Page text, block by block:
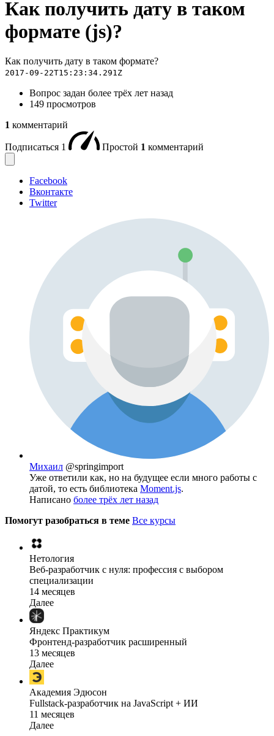
Как получить дату в таком
формате (js)?
Как получить дату в таком формате?
2017-09-22T15:23:34.291Z
Вопрос задан более трёх лет назад
149 просмотров
1 комментарий
Подписаться 1 Простой 1 комментарий
Facebook
Вконтакте
Twitter
Михаил @springimport
Уже ответили как, но на будущее если много работы с
датой, то есть библиотека Moment.js.
Написано более трёх лет назад
Помогут разобраться в теме Все курсы
Нетология
Веб-разработчик с нуля: профессия с выбором
специализации
14 месяцев
Далее
Яндекс Практикум
Фронтенд-разработчик расширенный
13 месяцев
Далее
Академия Эдюсон
Fullstack-разработчик на JavaScript + ИИ
11 месяцев
Далее